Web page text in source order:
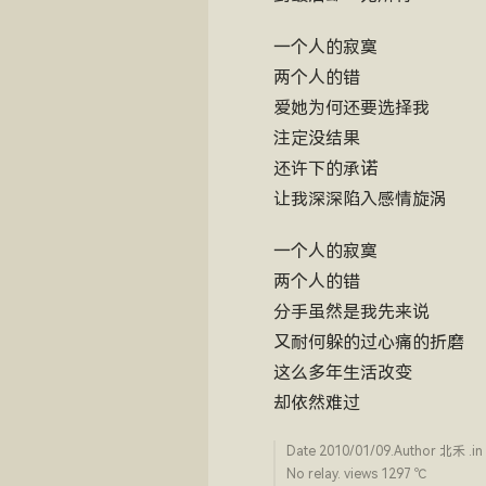
一个人的寂寞
两个人的错
爱她为何还要选择我
注定没结果
还许下的承诺
让我深深陷入感情旋涡
一个人的寂寞
两个人的错
分手虽然是我先来说
又耐何躲的过心痛的折磨
这么多年生活改变
却依然难过
Date 2010/01/09.Author 北禾 .in
No relay. views 1297 ­℃